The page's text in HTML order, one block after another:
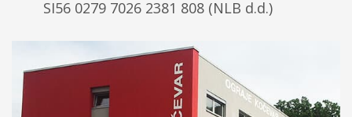
SI56 0279 7026 2381 808 (NLB d.d.)